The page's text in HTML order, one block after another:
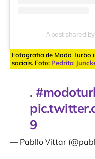
A post shared
Fotografia de Modo Turbo
sociais. Foto: Pedrita
.
9
— Pabllo Vittar